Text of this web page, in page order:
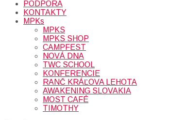
PODPORA
KONTAKTY
MPKs
MPKS
MPKS SHOP
CAMPFEST
NOVÁ DNA
TWC SCHOOL
KONFERENCIE
RANČ KRÁĽOVA LEHOTA
AWAKENING SLOVAKIA
MOST CAFÉ
TIMOTHY